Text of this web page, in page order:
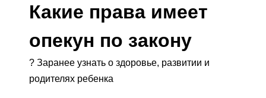
Какие права имеет
опекун по закону
? Заранее узнать о здоровье, развитии и
родителях ребенка